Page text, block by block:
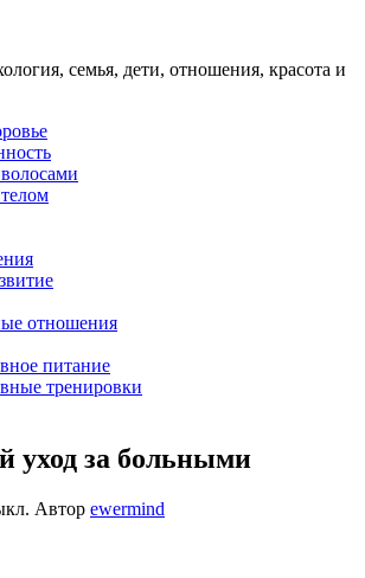
семья, дети, отношения, красота и
отношения
питание
тренировки
уход за больными
Автор ewermind